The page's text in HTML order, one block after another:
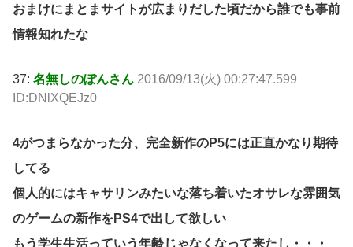
おまけにまとまサイトが広まりだした頃だから誰でも事前
情報知れたな
37: 名無しのぽんさん 2016/09/13(火) 00:27:47.599
ID:DNlXQEJz0
4がつまらなかった分、完全新作のP5には正直かなり期待
してる
個人的にはキャサリンみたいな落ち着いたオサレな雰囲気
のゲームの新作をPS4で出して欲しい
もう学生生活っていう年齢じゃなくなって来たし・・・